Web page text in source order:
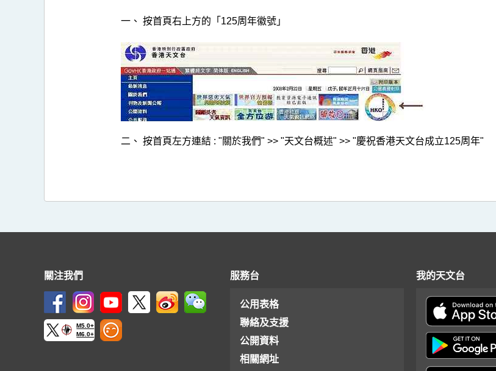
一、 按首頁右上方的「125周年徽號」
二、 按首頁左方連結 : "關於我們" >> "天文台概述" >> "慶祝香港天文台成立125周年"
關注我們
M5.0+
M6.0+
服務台
公用表格
聯絡及支援
公開資料
相關網址
我的天文台